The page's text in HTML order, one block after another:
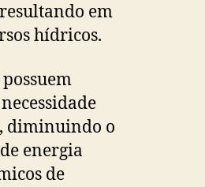
em
hídricos.
diminuindo o
energia
de